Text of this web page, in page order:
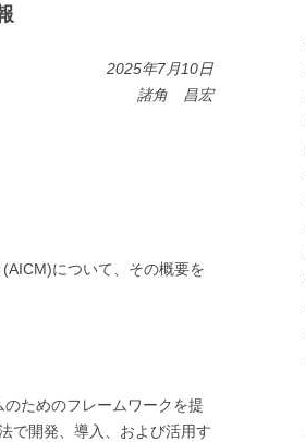
2025年7月10日
諸角 昌宏
について、その概要を
ためのフレームワークを提
で開発、導入、および活用す